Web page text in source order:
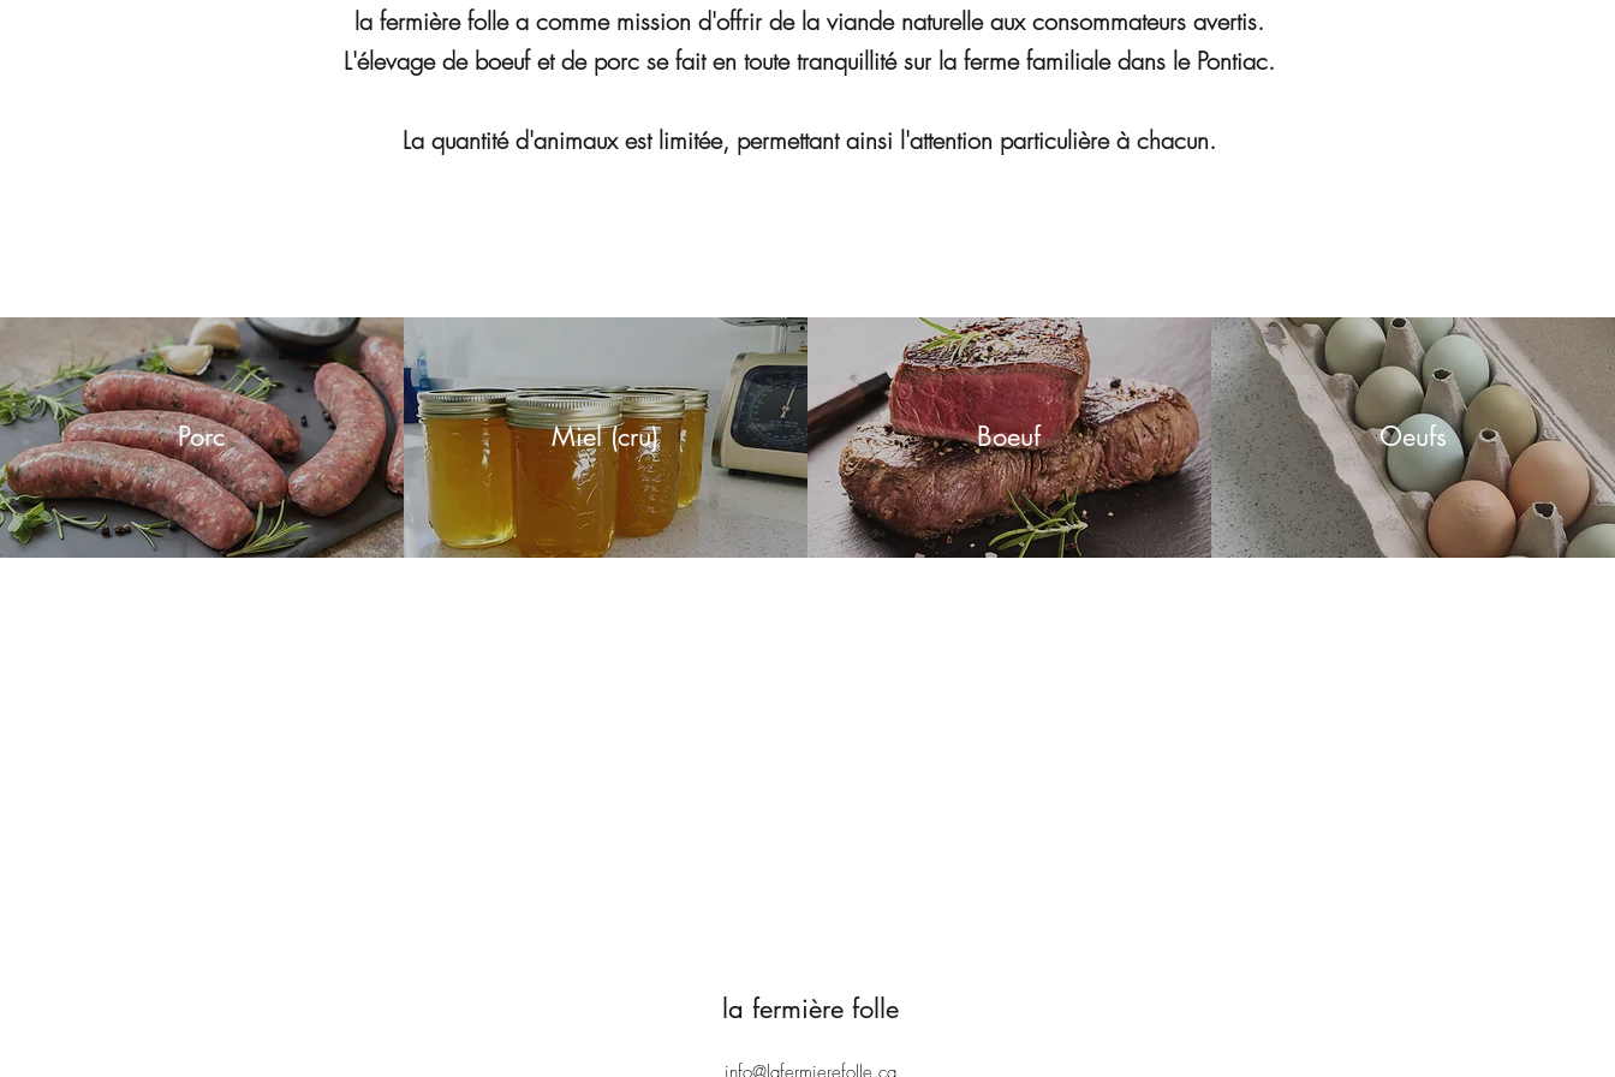
la fermière folle a comme mission d'offrir de la viande naturelle aux consommateurs avertis.
L'élevage de boeuf et de porc se fait en toute tranquillité sur la ferme familiale dans le Pontiac.
La quantité d'animaux est limitée, permettant ainsi l'attention particulière à chacun.
Porc Miel (cru) Boeuf Oeufs
la fermière folle
info@lafermierefolle.ca